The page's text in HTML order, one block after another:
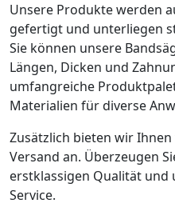
Unsere Produkte werden
gefertigt und unterliegen
Sie können unsere
Längen, Dicken und
umfangreiche
Materialien für diverse
Zusätzlich bieten wir
Versand an. Überzeugen
erstklassigen Qualität und
Service.